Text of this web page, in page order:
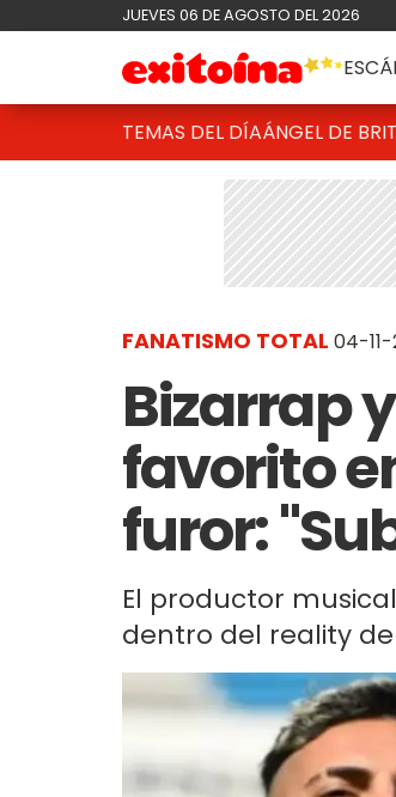
JUEVES 06 DE AGOSTO DEL 2026
TEMAS DEL DÍAÁNGEL DE
FANATISMO TOTAL 04-
Bizarrap
favorito
furor:
El productor
dentro del reality de